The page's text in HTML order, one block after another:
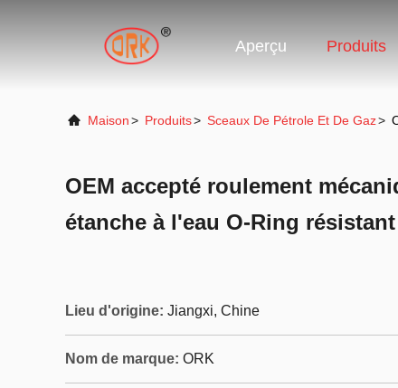
Aperçu Produits
Maison> Produits> Sceaux De Pétrole Et De Gaz>
OEM accepté roulement
étanche à l'eau O-Ring
Lieu d'origine: Jiangxi, Chine
Nom de marque: ORK